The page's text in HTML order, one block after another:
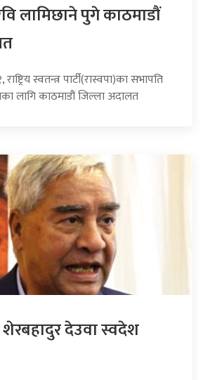
लामिछाने पुगे काठमाडौं
स्वतन्त्र पार्टी(रास्वपा)का सभापति
लागि काठमाडौं जिल्ला अदालत
देउवा स्वदेश